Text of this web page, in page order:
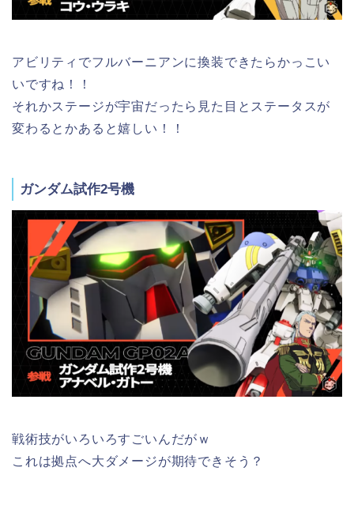
アビリティでフルバーニアンに換装できたらかっこい
いですね！！
それかステージが宇宙だったら見た目とステータスが
変わるとかあると嬉しい！！
ガンダム試作2号機
戦術技がいろいろすごいんだがｗ
これは拠点へ大ダメージが期待できそう？